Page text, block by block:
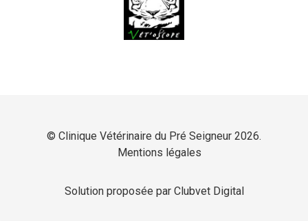
© Clinique Vétérinaire du Pré Seigneur 2026.
Mentions légales
Solution proposée par Clubvet Digital